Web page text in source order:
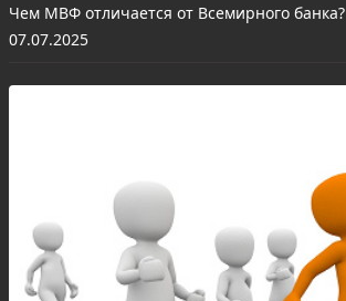
Чем МВФ отличается от Всемирного банка?
07.07.2025